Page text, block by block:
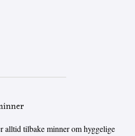
alltid tilbake minner om hyggelige